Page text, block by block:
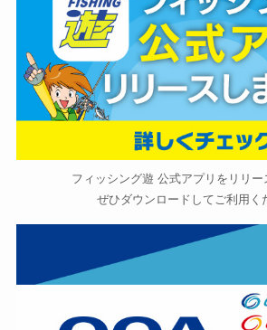
フィッシング遊 公式アプリをリリー
ぜひダウンロードしてご利用く